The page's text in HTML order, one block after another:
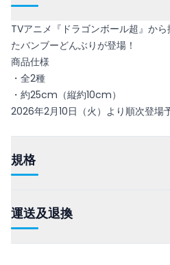
TVアニメ『ドラゴンボール超』か
たバンブーどんぶりが登場！
商品仕様
・全2種
・約25cm（縦約10cm）
2026年2月10日（火）より順次登場
規格
運送及退換